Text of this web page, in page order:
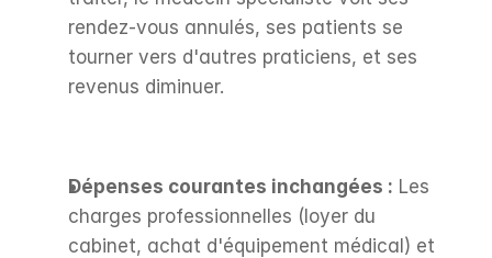
rendez-vous annulés, ses patients se
tourner vers d'autres praticiens, et ses
revenus diminuer.
Dépenses courantes inchangées : Les
charges professionnelles (loyer du
cabinet, achat d'équipement médical) et